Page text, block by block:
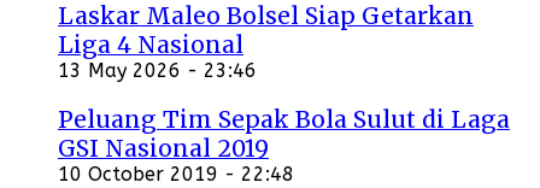
Laskar Maleo Bolsel Siap Getarkan
Liga 4 Nasional
13 May 2026 - 23:46
Peluang Tim Sepak Bola Sulut di Laga
GSI Nasional 2019
10 October 2019 - 22:48